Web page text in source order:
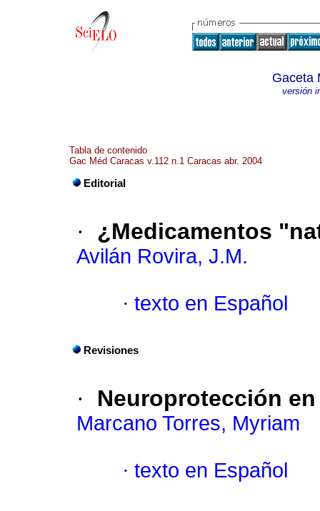
Gaceta
versión
Tabla de contenido
Gac Méd Caracas v.112 n.1 Caracas abr. 2004
Editorial
· ¿Medicamentos
Avilán Rovira, J.M.
· texto en Español
Revisiones
· Neuroprotección
Marcano Torres, Myriam
· texto en Español